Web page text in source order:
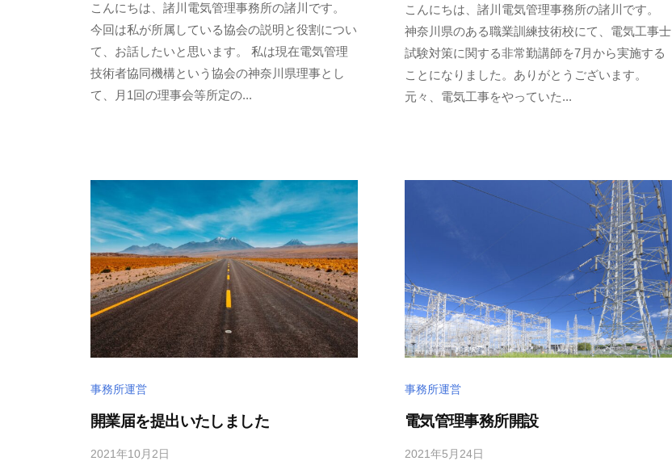
m
o
r
o
k
n
k
i
件
の
コ
メ
ン
こんにちは、諸川電気管理事務所の諸川です。
今回は私が所属している協会の説明と役割につい
て、お話したいと思います。 私は現在電気管理
技術者協同機構という協会の神奈川県理事とし
て、月1回の理事会等所定の...
m
o
r
k
d
e
件
の
コ
メ
ン
こんにちは、諸川電気管理事務所の諸川です。
神奈川県のある職業訓練技術校にて、電気工事士
試験対策に関する非常勤講師を7月から実施する
ことになりました。ありがとうございます。
元々、電気工事をやっていた...
事務所運営
開業届を提出いたしました
2021年10月2日
事務所運営
電気管理事務所開設
2021年5月24日